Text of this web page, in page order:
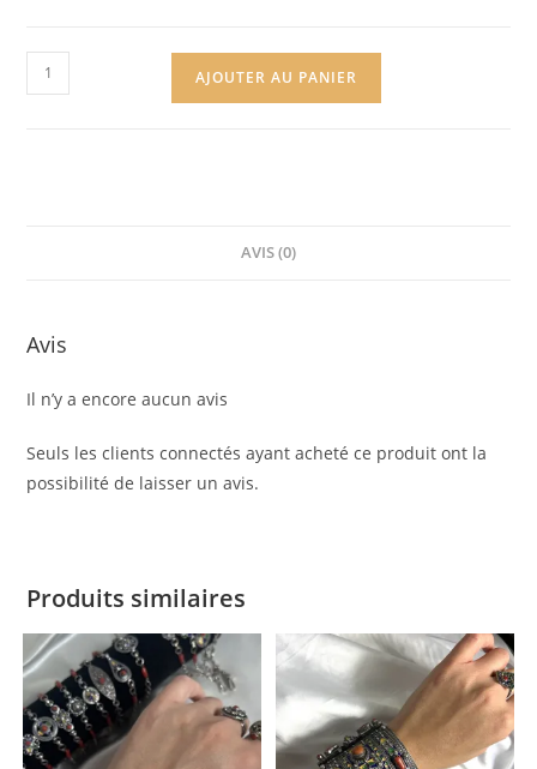
AJOUTER AU PANIER
AVIS (0)
Avis
Il n’y a encore aucun avis
Seuls les clients connectés ayant acheté ce produit ont la
possibilité de laisser un avis.
Produits similaires